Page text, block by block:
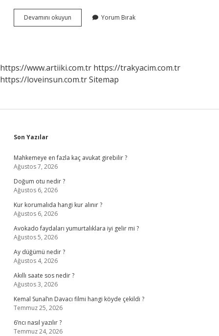
Devamını okuyun
Babası
Yorum Bırak
https://www.artiiki.com.tr https://trakyacim.com.tr
https://loveinsun.com.trSitemap
Sidebar
Son Yazılar
Mahkemeye en fazla kaç avukat girebilir ?
Ağustos 7, 2026
Doğum otu nedir ?
Ağustos 6, 2026
Kur korumalıda hangi kur alınır ?
Ağustos 6, 2026
Avokado faydaları yumurtalıklara iyi gelir mi ?
Ağustos 5, 2026
Ay düğümü nedir ?
Ağustos 4, 2026
Akıllı saate sos nedir ?
Ağustos 3, 2026
Kemal Sunal’ın Davacı filmi hangi köyde çekildi ?
Temmuz 25, 2026
6’ncı nasıl yazılır ?
Temmuz 24, 2026